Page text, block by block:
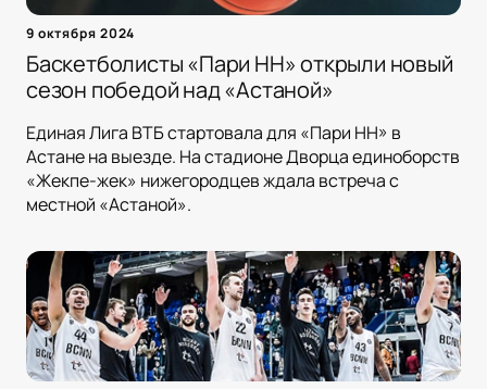
9 октября 2024
Баскетболисты «Пари НН» открыли новый
сезон победой над «Астаной»
Единая Лига ВТБ стартовала для «Пари НН» в
Астане на выезде. На стадионе Дворца единоборств
«Жекпе-жек» нижегородцев ждала встреча с
местной «Астаной».